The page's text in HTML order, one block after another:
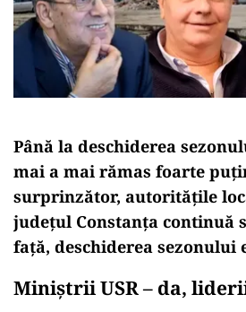
Până la deschiderea
mai a mai rămas foarte
surprinzător, autoritățile
județul Constanța continuă
față, deschiderea sezonului
Miniștrii USR – da,